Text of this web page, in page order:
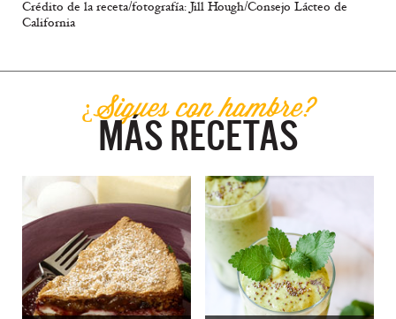
Crédito de la receta/fotografía: Jill Hough/Consejo Lácteo de
California
¿Sigues con hambre?
MÁS RECETAS